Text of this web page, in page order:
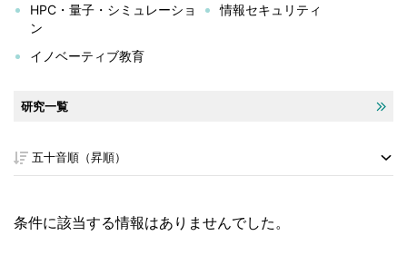
HPC・量子・シミュレーショ
ン
情報セキュリティ
イノベーティブ教育
研究一覧
条件に該当する情報はありませんでした。